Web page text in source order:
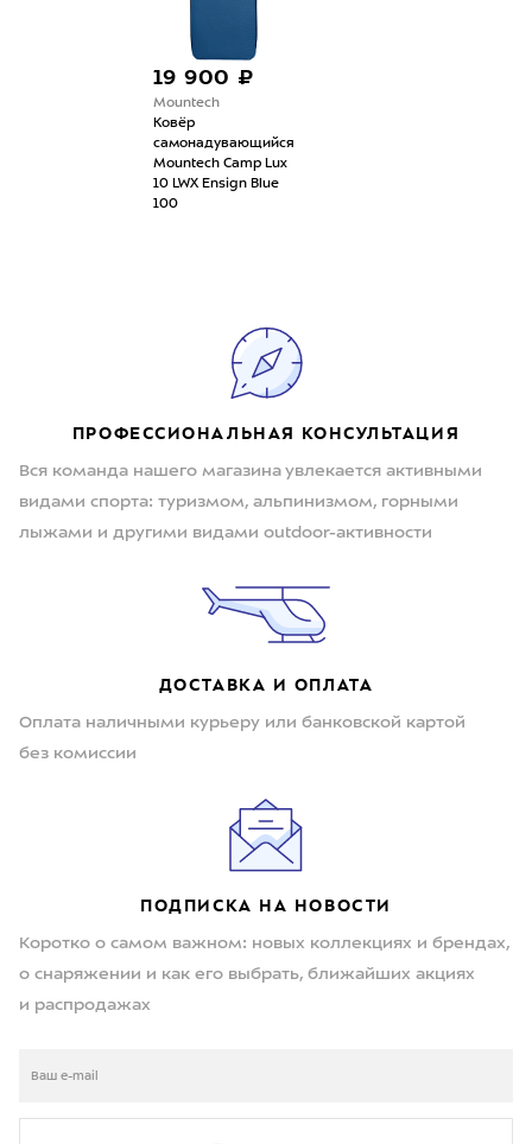
19 900 ₽
Mountech
Ковёр
самонадувающийся
Mountech Camp Lux
10 LWX Ensign Blue
100
ПРОФЕССИОНАЛЬНАЯ КОНСУЛЬТАЦИЯ
Вся команда нашего магазина увлекается активными
видами спорта: туризмом, альпинизмом, горными
лыжами и другими видами outdoor-активности
ДОСТАВКА И ОПЛАТА
Оплата наличными курьеру или банковской картой
без комиссии
ПОДПИСКА НА НОВОСТИ
Коротко о самом важном: новых коллекциях и брендах,
о снаряжении и как его выбрать, ближайших акциях
и распродажах